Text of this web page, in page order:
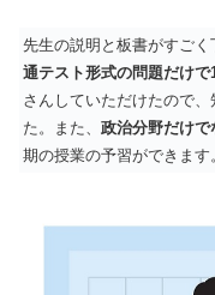
先生の説明と板書がすごく
通テスト形式の問題だけ
さんしていただけたので
た。また、 政治分野だけで
期の授業の予習ができます